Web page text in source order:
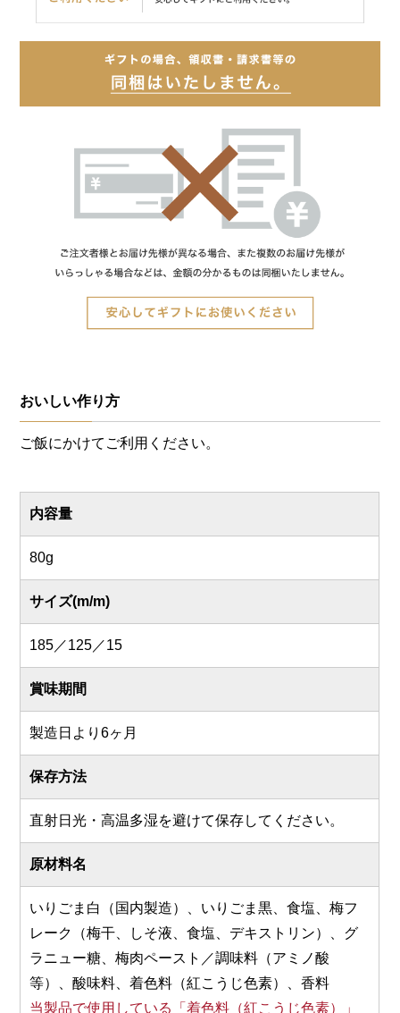
おいしい作り方
ご飯にかけてご利用ください。
内容量
80g
サイズ(m/m)
185／125／15
賞味期間
製造日より6ヶ月
保存方法
直射日光・高温多湿を避けて保存してください。
原材料名
いりごま白（国内製造）、いりごま黒、食塩、梅フ
レーク（梅干、しそ液、食塩、デキストリン）、グ
ラニュー糖、梅肉ペースト／調味料（アミノ酸
等）、酸味料、着色料（紅こうじ色素）、香料
当製品で使用している「着色料（紅こうじ色素）」